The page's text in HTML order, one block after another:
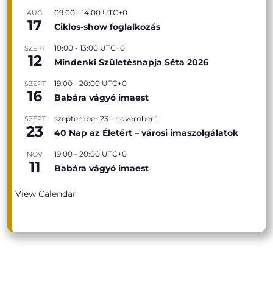
AUG
17
09:00 - 14:00 UTC+0
Ciklos-show foglalkozás
SZEPT
12
10:00 - 13:00 UTC+0
Mindenki Születésnapja Séta 2026
SZEPT
16
19:00 - 20:00 UTC+0
Babára vágyó imaest
SZEPT
23
szeptember 23 - november 1
40 Nap az Életért – városi imaszolgálatok
NOV
11
19:00 - 20:00 UTC+0
Babára vágyó imaest
View Calendar